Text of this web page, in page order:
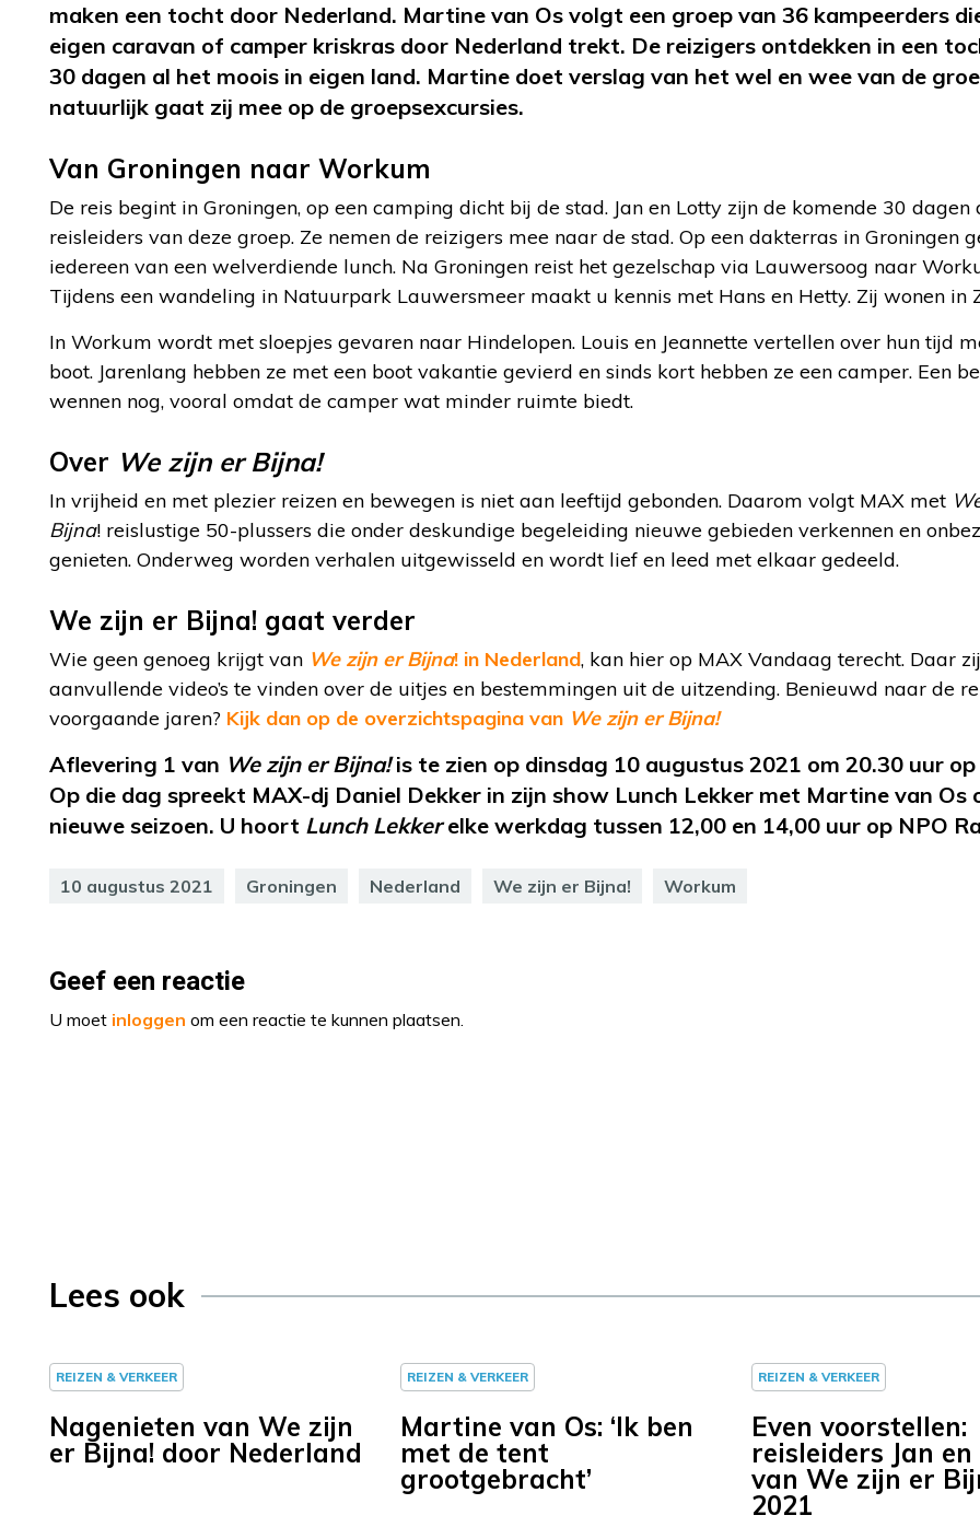
maken een tocht door Nederland. Martine van Os volgt een groep van 36 kampeerders
eigen caravan of camper kriskras door Nederland trekt. De reizigers ontdekken in een
30 dagen al het moois in eigen land. Martine doet verslag van het wel en wee van de
natuurlijk gaat zij mee op de groepsexcursies.
Van Groningen naar Workum
De reis begint in Groningen, op een camping dicht bij de stad. Jan en Lotty zijn de komende 30 dagen
reisleiders van deze groep. Ze nemen de reizigers mee naar de stad. Op een dakterras in Groningen
iedereen van een welverdiende lunch. Na Groningen reist het gezelschap via Lauwersoog naar
Tijdens een wandeling in Natuurpark Lauwersmeer maakt u kennis met Hans en Hetty. Zij wonen in
In Workum wordt met sloepjes gevaren naar Hindelopen. Louis en Jeannette vertellen over hun tijd
boot. Jarenlang hebben ze met een boot vakantie gevierd en sinds kort hebben ze een camper. Een
wennen nog, vooral omdat de camper wat minder ruimte biedt.
Over We zijn er Bijna!
In vrijheid en met plezier reizen en bewegen is niet aan leeftijd gebonden. Daarom volgt MAX met
Bijna! reislustige 50-plussers die onder deskundige begeleiding nieuwe gebieden verkennen en
genieten. Onderweg worden verhalen uitgewisseld en wordt lief en leed met elkaar gedeeld.
We zijn er Bijna! gaat verder
Wie geen genoeg krijgt van We zijn er Bijna! in Nederland, kan hier op MAX Vandaag terecht. Daar
aanvullende video’s te vinden over de uitjes en bestemmingen uit de uitzending. Benieuwd naar de
voorgaande jaren? Kijk dan op de overzichtspagina van We zijn er Bijna!
Aflevering 1 van We zijn er Bijna!is te zien op dinsdag 10 augustus 2021 om 20.30 uur op
Op die dag spreekt MAX-dj Daniel Dekker in zijn show Lunch Lekker met Martine van Os
nieuwe seizoen. U hoort Lunch Lekkerelke werkdag tussen 12,00 en 14,00 uur op NPO
10 augustus 2021 Groningen Nederland We zijn er Bijna! Workum
Geef een reactie
U moet inloggen om een reactie te kunnen plaatsen.
Lees ook
REIZEN & VERKEER
Nagenieten van We zijn
er Bijna! door Nederland
REIZEN & VERKEER
Martine van Os: ‘Ik ben
met de tent
grootgebracht’
REIZEN & VERKEER
Even voorstellen:
reisleiders Jan
van We zijn er
2021